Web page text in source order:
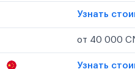
Узнать
от 40 000
Узнать